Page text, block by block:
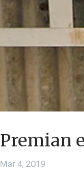
Premian
Mar 4, 2019